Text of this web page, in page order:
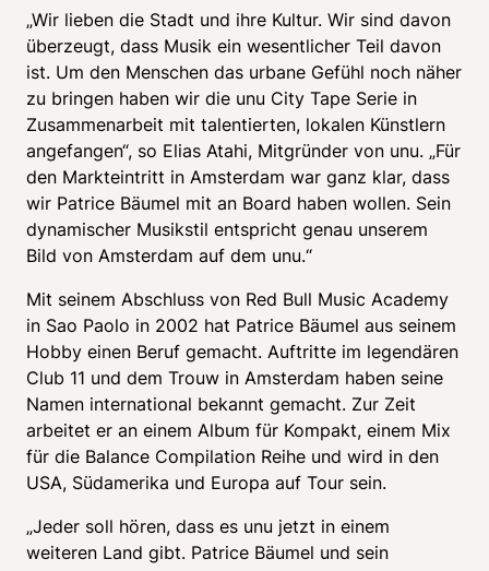
„Wir lieben die Stadt und ihre Kultur. Wir sind davon
überzeugt, dass Musik ein wesentlicher Teil davon
ist. Um den Menschen das urbane Gefühl noch näher
zu bringen haben wir die unu City Tape Serie in
Zusammenarbeit mit talentierten, lokalen Künstlern
angefangen“, so Elias Atahi, Mitgründer von unu. „Für
den Markteintritt in Amsterdam war ganz klar, dass
wir Patrice Bäumel mit an Board haben wollen. Sein
dynamischer Musikstil entspricht genau unserem
Bild von Amsterdam auf dem unu.“
Mit seinem Abschluss von Red Bull Music Academy
in Sao Paolo in 2002 hat Patrice Bäumel aus seinem
Hobby einen Beruf gemacht. Auftritte im legendären
Club 11 und dem Trouw in Amsterdam haben seine
Namen international bekannt gemacht. Zur Zeit
arbeitet er an einem Album für Kompakt, einem Mix
für die Balance Compilation Reihe und wird in den
USA, Südamerika und Europa auf Tour sein.
„Jeder soll hören, dass es unu jetzt in einem
weiteren Land gibt. Patrice Bäumel und sein